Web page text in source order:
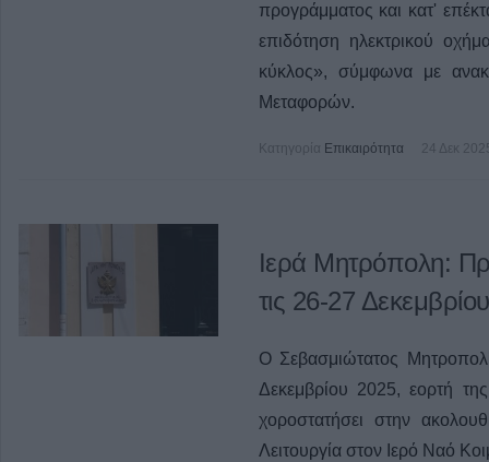
προγράμματος και κατ'
επιδότηση ηλεκτρικού
κύκλος», σύμφωνα με
Μεταφορών.
Κατηγορία Επικαιρότητα 24 Δεκ
Ιερά Μητρόπολη:
τις 26-27 Δεκεμβρίου
Ο Σεβασμιώτατος
Δεκεμβρίου 2025, εορτή
χοροστατήσει στην
Λειτουργία στον Ιερό Ναό